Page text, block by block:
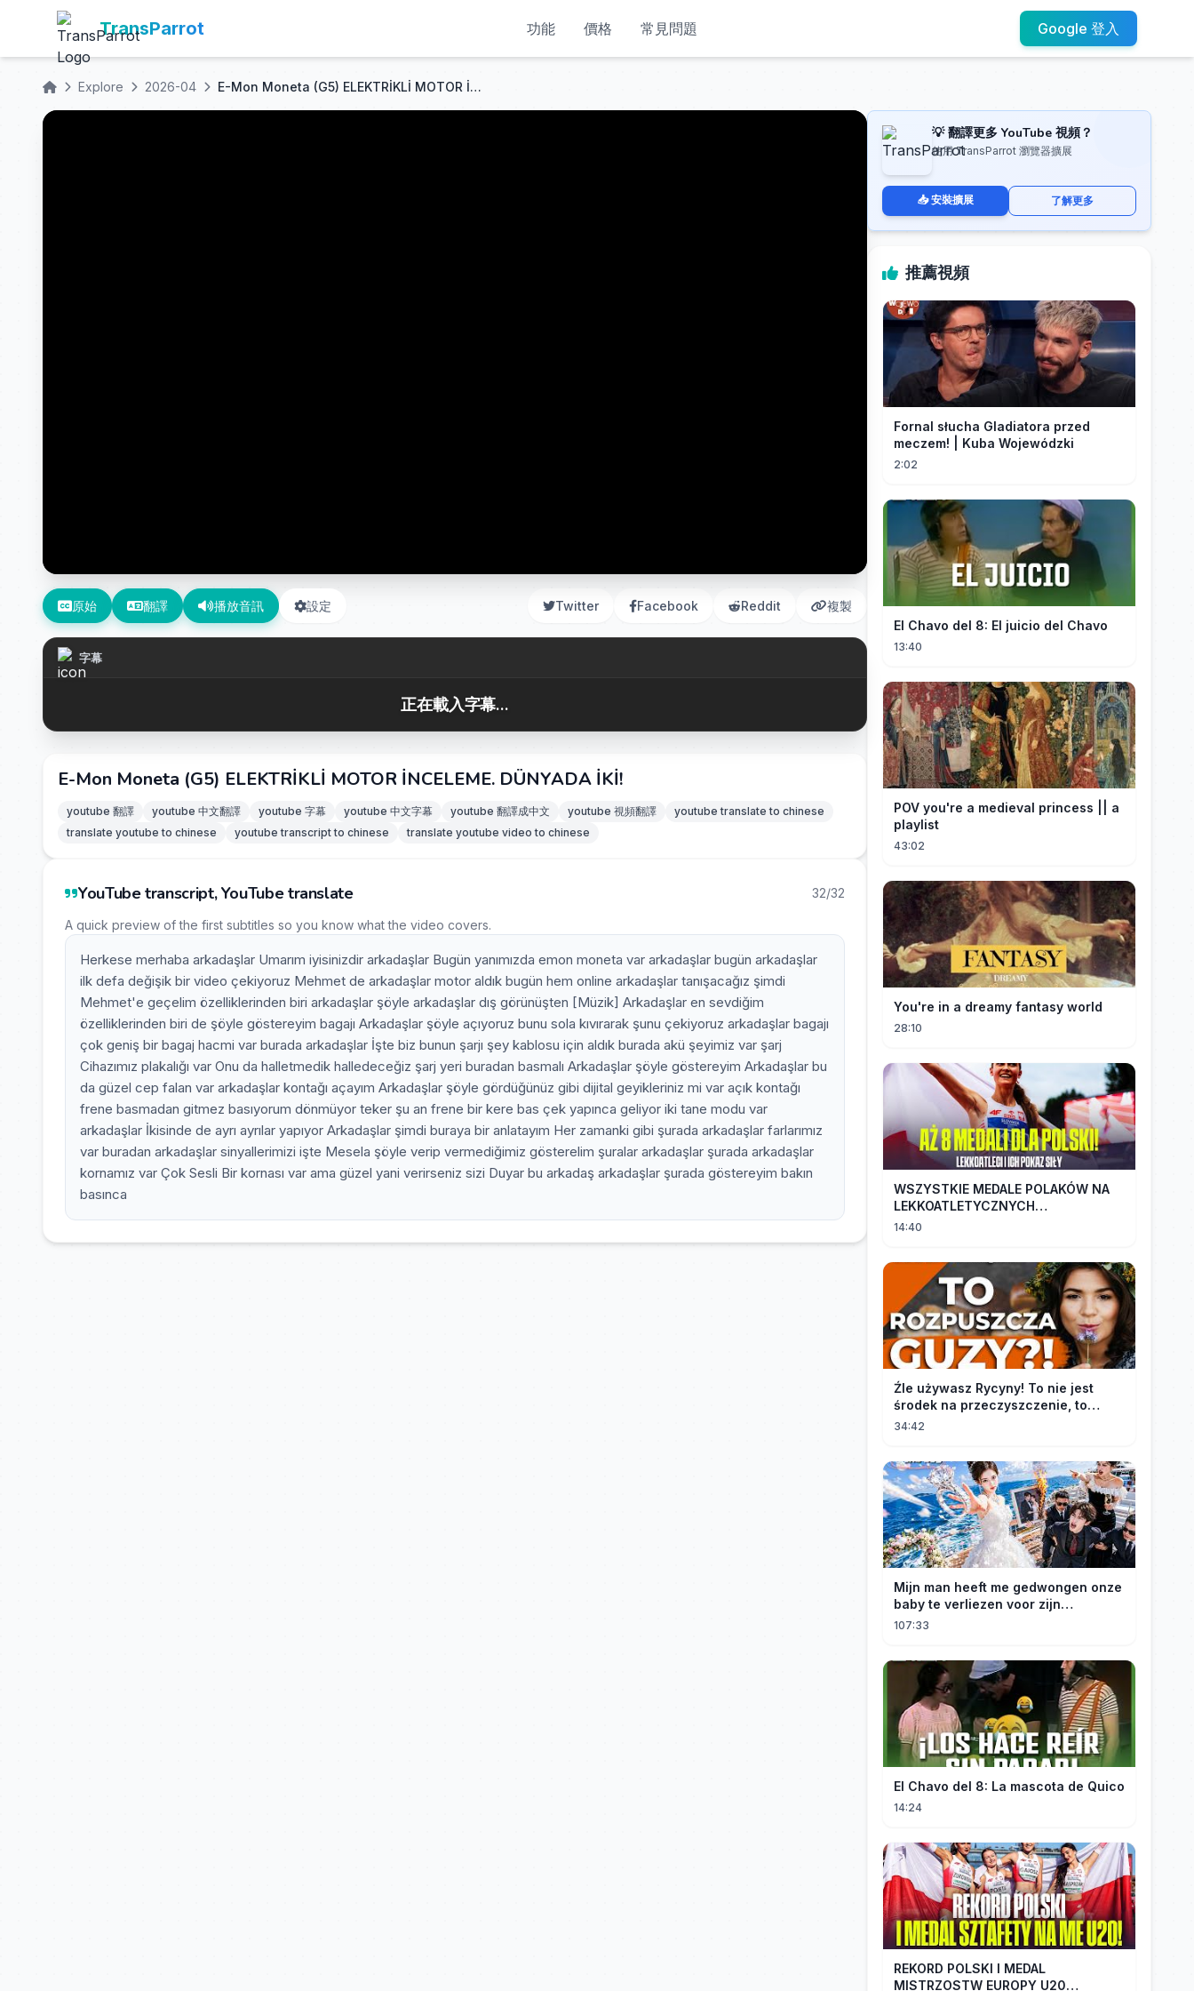
TransParrot 功能 價格 常見問題 Google 登入
Explore 2026-04 E-Mon Moneta (G5) ELEKTRİKLİ MOTOR İNCELEME. DÜNYADA İKİ!
原始 翻譯 播放音訊 設定 Twitter Facebook Reddit 複製
字幕
正在載入字幕...
E-Mon Moneta (G5) ELEKTRİKLİ MOTOR İNCELEME. DÜNYADA İKİ!
youtube 翻譯 youtube 中文翻譯 youtube 字幕 youtube 中文字幕 youtube 翻譯成中文 youtube 視頻翻譯
youtube translate to chinese
translate youtube to chinese
youtube transcript to chinese translate youtube video to chinese
YouTube transcript, YouTube translate 32/32
A quick preview of the first subtitles so you know what the video covers.
Herkese merhaba arkadaşlar Umarım iyisinizdir arkadaşlar Bugün yanımızda emon moneta var arkadaşlar bugün arkadaşlar
ilk defa değişik bir video çekiyoruz Mehmet de arkadaşlar motor aldık bugün hem online arkadaşlar tanışacağız şimdi
Mehmet'e geçelim özelliklerinden biri arkadaşlar şöyle arkadaşlar dış görünüşten [Müzik] Arkadaşlar en sevdiğim
özelliklerinden biri de şöyle göstereyim bagajı Arkadaşlar şöyle açıyoruz bunu sola kıvırarak şunu çekiyoruz arkadaşlar bagajı
çok geniş bir bagaj hacmi var burada arkadaşlar İşte biz bunun şarjı şey kablosu için aldık burada akü şeyimiz var şarj
Cihazımız plakalığı var Onu da halletmedik halledeceğiz şarj yeri buradan basmalı Arkadaşlar şöyle göstereyim Arkadaşlar bu
da güzel cep falan var arkadaşlar kontağı açayım Arkadaşlar şöyle gördüğünüz gibi dijital geyikleriniz mi var açık kontağı
frene basmadan gitmez basıyorum dönmüyor teker şu an frene bir kere bas çek yapınca geliyor iki tane modu var
arkadaşlar İkisinde de ayrı ayrılar yapıyor Arkadaşlar şimdi buraya bir anlatayım Her zamanki gibi şurada arkadaşlar farlarımız
var buradan arkadaşlar sinyallerimizi işte Mesela şöyle verip vermediğimiz gösterelim şuralar arkadaşlar şurada arkadaşlar
kornamız var Çok Sesli Bir kornası var ama güzel yani verirseniz sizi Duyar bu arkadaş arkadaşlar şurada göstereyim bakın
basınca
💡 翻譯更多 YouTube 視頻？
使用 TransParrot 瀏覽器擴展
📥 安裝擴展 了解更多
推薦視頻
Fornal słucha Gladiatora przed
meczem! | Kuba Wojewódzki
2:02
El Chavo del 8: El juicio del Chavo
13:40
POV you're a medieval princess || a
playlist
43:02
You're in a dreamy fantasy world
28:10
WSZYSTKIE MEDALE POLAKÓW NA
LEKKOATLETYCZNYCH
MISTRZOSTWACH EUROPY U18 |
14:40
Źle używasz Rycyny! To nie jest
środek na przeczyszczenie, to
potężny "rozpuszczalnik".
34:42
Mijn man heeft me gedwongen onze
baby te verliezen voor zijn
maîtresse! Ik heb mijn ring in zee
107:33
El Chavo del 8: La mascota de Quico
14:24
REKORD POLSKI I MEDAL
MISTRZOSTW EUROPY U20